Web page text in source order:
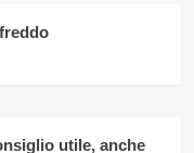
utile, anche